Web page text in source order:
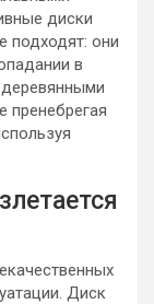
диски
подходят: они
в
деревянными
пренебрегая
Диск